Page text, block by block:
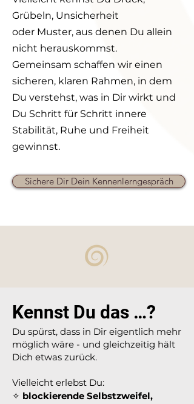
Grübeln, Unsicherheit
oder Muster, aus denen Du allein
nicht herauskommst.
Gemeinsam schaffen wir einen
sicheren, klaren Rahmen, in dem
Du verstehst, was in Dir wirkt und
Du Schritt für Schritt innere
Stabilität, Ruhe und Freiheit
gewinnst.
Sichere Dir Dein Kennenlerngespräch
Kennst Du das …?
Du spürst, dass in Dir eigentlich mehr
möglich wäre - und gleichzeitig hält
Dich etwas zurück.
Vielleicht erlebst Du:
✧ blockierende Selbstzweifel,